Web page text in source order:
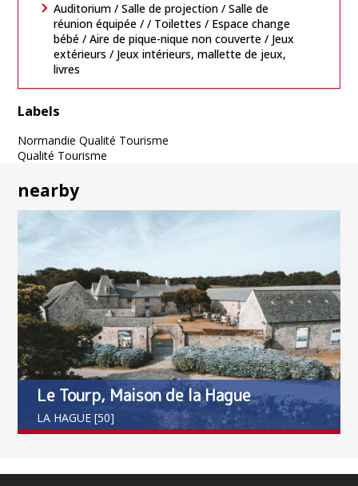
Auditorium / Salle de projection / Salle de
réunion équipée / / Toilettes / Espace change
bébé / Aire de pique-nique non couverte / Jeux
extérieurs / Jeux intérieurs, mallette de jeux,
livres
Labels
Normandie Qualité Tourisme
Qualité Tourisme
nearby
Le Tourp, Maison de la Hague
LA HAGUE [50]